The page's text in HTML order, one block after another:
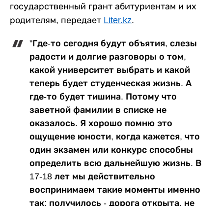
государственный грант абитуриентам и их
родителям, передает Liter.kz.
"Где-то сегодня будут объятия, слезы
радости и долгие разговоры о том,
какой университет выбрать и какой
теперь будет студенческая жизнь. А
где-то будет тишина. Потому что
заветной фамилии в списке не
оказалось. Я хорошо помню это
ощущение юности, когда кажется, что
один экзамен или конкурс способны
определить всю дальнейшую жизнь. В
17-18 лет мы действительно
воспринимаем такие моменты именно
так: получилось - дорога открыта, не